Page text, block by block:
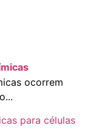
ocorrem